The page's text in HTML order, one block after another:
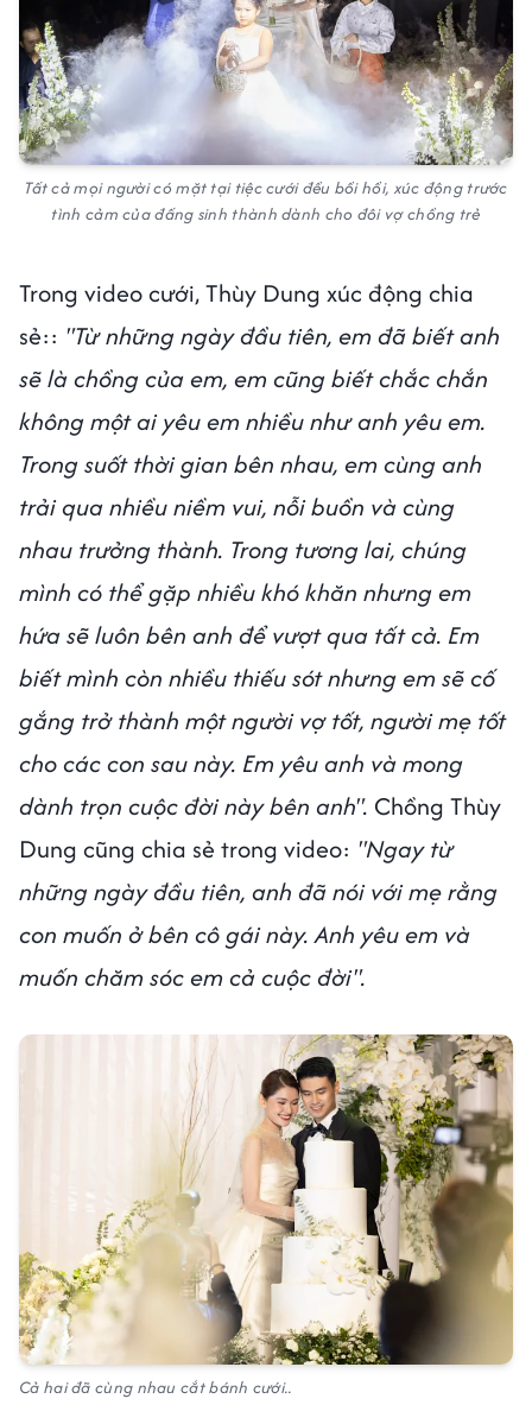
Tất cả mọi người có mặt tại tiệc cưới đều bồi hồi, xúc động trước
tình cảm của đấng sinh thành dành cho đôi vợ chồng trẻ
Trong video cưới, Thùy Dung xúc động chia
sẻ:: "Từ những ngày đầu tiên, em đã biết anh
sẽ là chồng của em, em cũng biết chắc chắn
không một ai yêu em nhiều như anh yêu em.
Trong suốt thời gian bên nhau, em cùng anh
trải qua nhiều niềm vui, nỗi buồn và cùng
nhau trưởng thành. Trong tương lai, chúng
mình có thể gặp nhiều khó khăn nhưng em
hứa sẽ luôn bên anh để vượt qua tất cả. Em
biết mình còn nhiều thiếu sót nhưng em sẽ cố
gắng trở thành một người vợ tốt, người mẹ tốt
cho các con sau này. Em yêu anh và mong
dành trọn cuộc đời này bên anh". Chồng Thùy
Dung cũng chia sẻ trong video: "Ngay từ
những ngày đầu tiên, anh đã nói với mẹ rằng
con muốn ở bên cô gái này. Anh yêu em và
muốn chăm sóc em cả cuộc đời".
Cả hai đã cùng nhau cắt bánh cưới..